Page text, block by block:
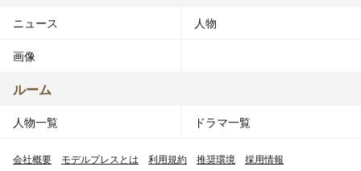
ニュース 人物
画像
ルーム
人物一覧 ドラマ一覧
会社概要 モデルプレスとは 利用規約 推奨環境 採用情報